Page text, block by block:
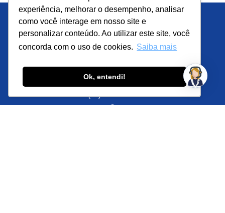
experiência, melhorar o desempenho, analisar
como você interage em nosso site e
personalizar conteúdo. Ao utilizar este site, você
concorda com o uso de cookies. Saiba mais
Ok, entendi!
(62) 3240-9900